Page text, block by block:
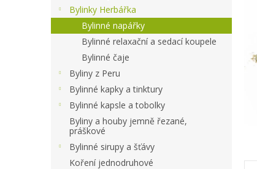
Bylinky Herbářka
Bylinné napářky
Bylinné relaxační a sedací koupele
Bylinné čaje
Byliny z Peru
Bylinné kapky a tinktury
Bylinné kapsle a tobolky
Byliny a houby jemně řezané,
práškové
Bylinné sirupy a šťávy
Koření jednodruhové